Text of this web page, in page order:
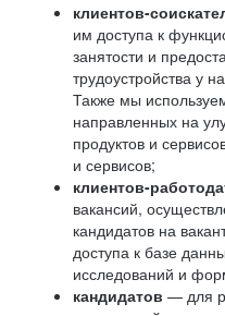
клиентов-
им доступа к
занятости и
трудоустройства у
Также мы
направленных на
продуктов и
и сервисов;
клиентов-
вакансий,
кандидатов на
доступа к базе
исследований и
кандидатов — для